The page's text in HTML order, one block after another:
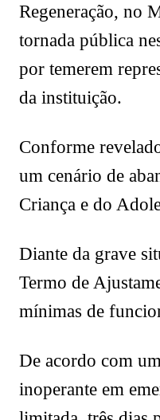
Regeneração, no
tornada pública
por temerem
da instituição.
Conforme
um cenário de
Criança e do
Diante da grave
Termo de
mínimas de
De acordo com
inoperante em